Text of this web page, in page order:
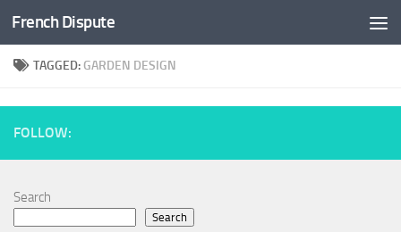
Skip to content
French Dispute
TAGGED: GARDEN DESIGN
FOLLOW:
Search
Search